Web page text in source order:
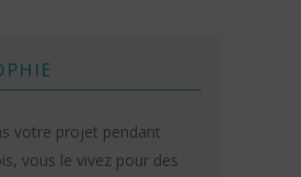
votre projet pendant
vous le vivez pour des